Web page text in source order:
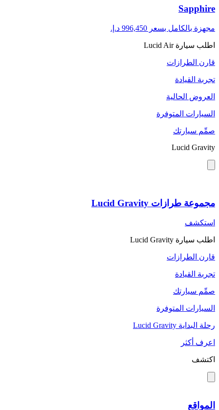
Sapphire
مجهزة بالكامل بسعر
اطلب سيارة Lucid Air
قارن الطرازات
تجربة القيادة
العروض الحالية
السيارات المتوفرة
صمِّم سيارتك
Lucid Gravity
مجموعة طرازات Lucid Gravity
استكشف
اطلب سيارة Lucid Gravity
قارن الطرازات
تجربة القيادة
صمِّم سيارتك
السيارات المتوفرة
رحلة البداية Lucid Gravity
اعرف أكثر
اكتشف
المواقع